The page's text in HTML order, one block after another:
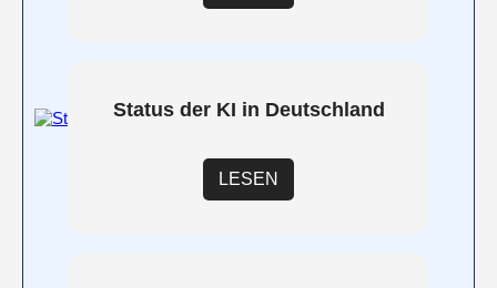
Status der KI in Deutschland
LESEN